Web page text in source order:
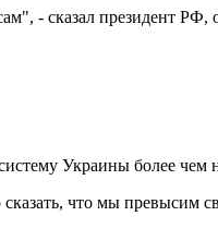
- сказал президент РФ,
Украины более чем
что мы превысим